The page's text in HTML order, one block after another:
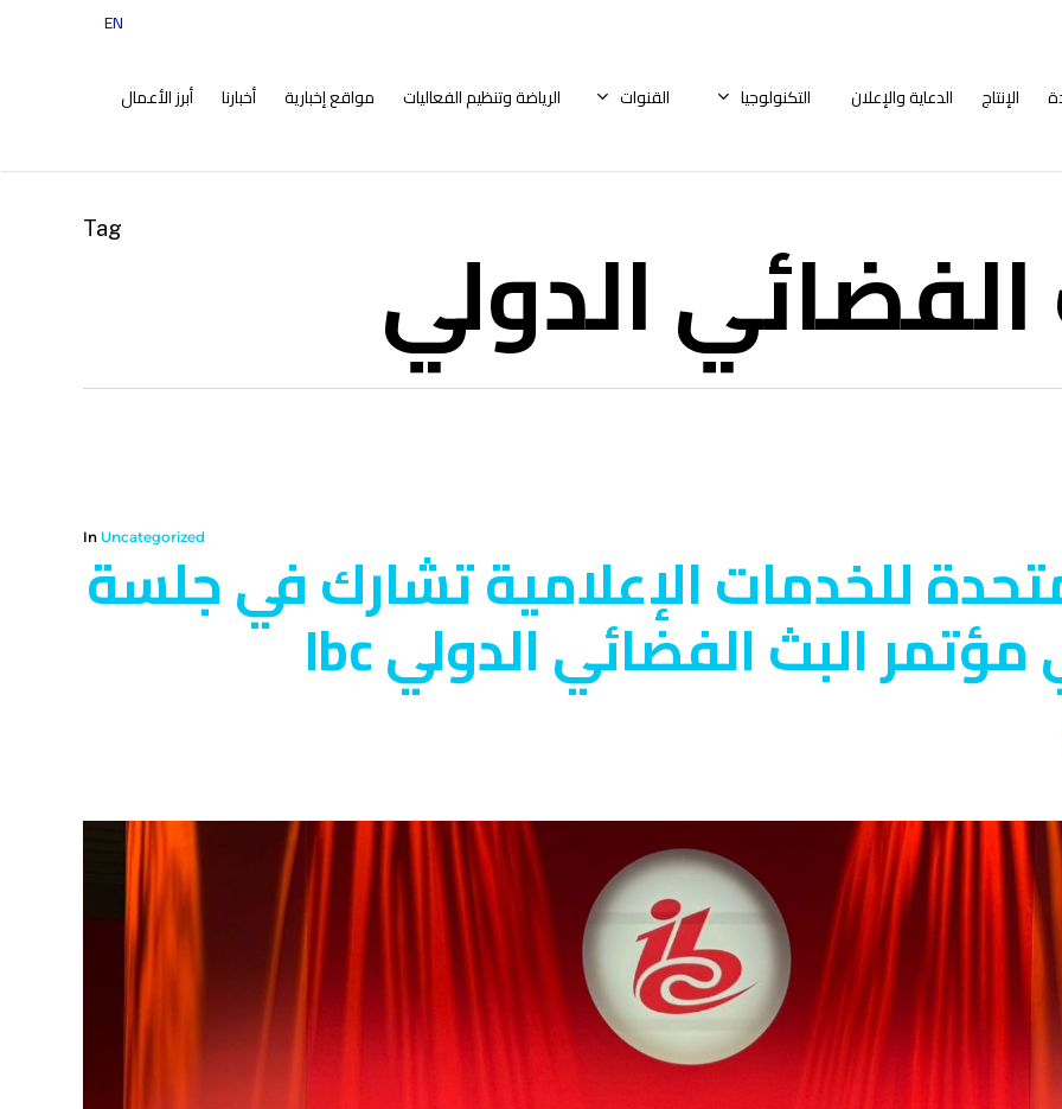
EN
الإنتاج الدعاية والإعلان التكنولوجيا القنوات الرياضة وتنظيم الفعاليات مواقع إخبارية أخبارنا أبرز الأعمال
Tag الدولي
In Uncategorized
للخدمات الإعلامية تشارك في جلسة
نقاشية في مؤتمر البث الفضائي الدولي Ibc